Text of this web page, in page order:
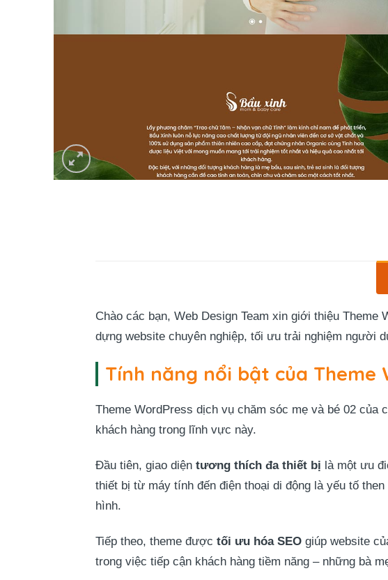
Chào các bạn, Web Design Team xin giới thiệu
dựng website chuyên nghiệp, tối ưu trải nghiệm người
Tính năng nổi bật của Theme
Theme WordPress dịch vụ chăm sóc mẹ và bé 02
khách hàng trong lĩnh vực này.
Đầu tiên, giao diện tương thích đa thiết bị là một ưu
thiết bị từ máy tính đến điện thoại di động là yếu tố
hình.
Tiếp theo, theme được tối ưu hóa SEO giúp website
trong việc tiếp cận khách hàng tiềm năng – những bà